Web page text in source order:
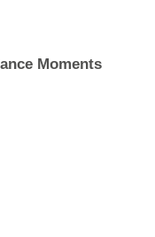
Moments